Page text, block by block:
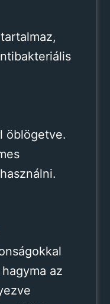
öblögetve.
az